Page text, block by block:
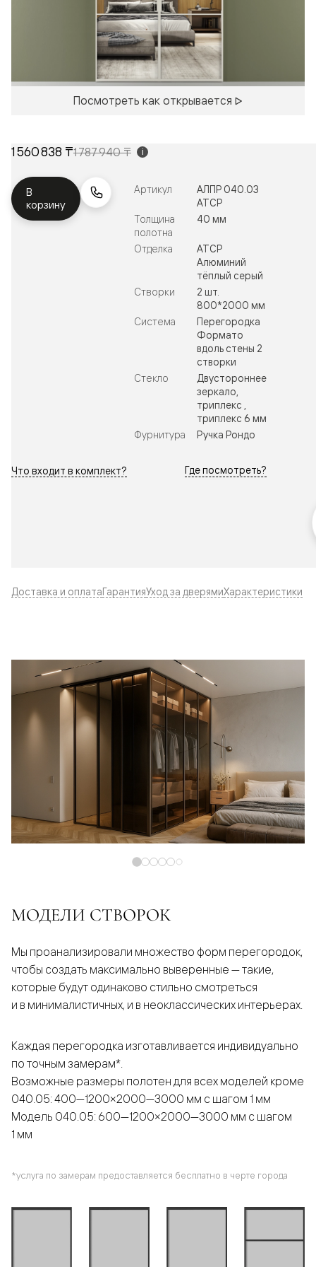
Посмотреть как открывается
1 560 838 ₸1 787 940 ₸ i
В
корзину
Артикул
АЛПР 040.03
АТСР
Толщина
полотна
40 мм
Отделка
АТСР
Алюминий
тёплый серый
Створки
2 шт.
800*2000 мм
Система
Перегородка
Формато
вдоль стены 2
створки
Стекло
Двустороннее
зеркало,
триплекс ,
триплекс 6 мм
Фурнитура
Ручка Рондо
Что входит в комплект? Где посмотреть?
Доставка и оплатаГарантияУход за дверямиХарактеристики
МОДЕЛИ СТВОРОК
Мы проанализировали множество форм перегородок,
чтобы создать максимально выверенные — такие,
которые будут одинаково стильно смотреться
и в минималистичных, и в неоклассических интерьерах.
Каждая перегородка изготавливается индивидуально
по точным замерам*.
Возможные размеры полотен для всех моделей кроме
040.05: 400—1200×2000—3000 мм с шагом 1 мм
Модель 040.05: 600—1200×2000—3000 мм с шагом
1 мм
*услуга по замерам предоставляется бесплатно в черте города